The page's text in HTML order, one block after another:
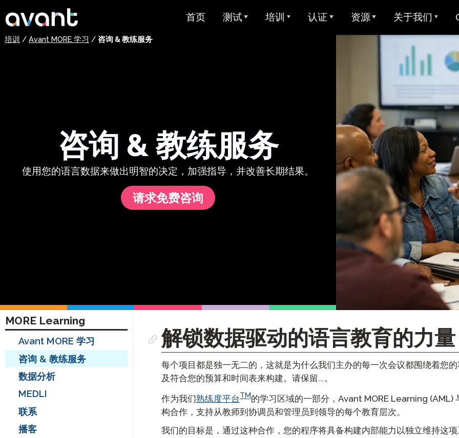
Skip to main content
首页
测试
所有STAMP测试
STAMP WS
STAMPe
STAMP 适用于 CEFR
STAMP Pro
STAMP 单语
STAMP 医疗
STAMP 为 ASL
STAMP 为希伯来语
西班牙语传统语言（SHL）测
试
SHL 测试设计
SHL测试部分描述
阿拉伯语熟练度测试 (APT)
培训
Avant MORE 学习
联系 MORE 学习
视频教程
用户指南
认证
全球双语能力认证印章
资源
STAMP 个人报告
研究
集成
聪明
聪明的
STAMP
视频教程
博客
关于我们
关于Avant
我们服务的对象
评分员 & 评分
职业生涯
信任 & 合规性
培训 / Avant MORE 学习 / 咨询 & 教练服务
咨询 & 教练服务
使用您的语言数据来做出明智的决定，加强指导，并改善长期结果。
请求免费咨询
MORE Learning
Avant MORE 学习
咨询 & 教练服务
数据分析
MEDLI
联系
播客
解锁数据驱动的语言教育的力量
每个项目都是独一无二的，这就是为什么我们主办的每一次会议都围绕着您
及符合您的预算和时间表来构建。请保留...。
作为我们熟练度平台TM的学习区域的一部分，Avant MORE Learning (AML)
构合作，支持从教师到协调员和管理员到领导的每个教育层次。
我们的目标是，通过这种合作，您的程序将具备构建内部能力以独立维持这